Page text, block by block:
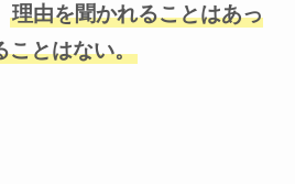
理由を聞かれることはあっ
ことはない。